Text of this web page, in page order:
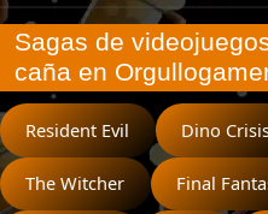
Sagas de
caña en
Resident Evil Dino
The Witcher Final